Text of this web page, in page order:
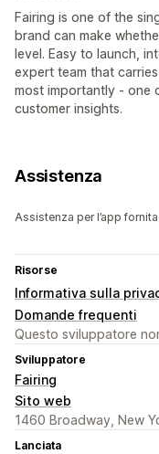
Fairing is one of the
brand can make
level. Easy to launch,
expert team that
most importantly - one
customer insights.
Assistenza
Assistenza per l’app
Risorse
Informativa sulla
Domande frequenti
Questo sviluppatore
Sviluppatore
Fairing
Sito web
1460 Broadway, New
Lanciata